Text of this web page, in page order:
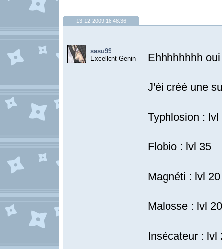
13-12-2009 18:48:36
sasu99
Excellent Genin
Ehhhhhhhh
J'éi créé une
Typhlosion : lvl
Flobio : lvl 35
Magnéti : lvl 20
Malosse : lvl 20
Insécateur : lvl